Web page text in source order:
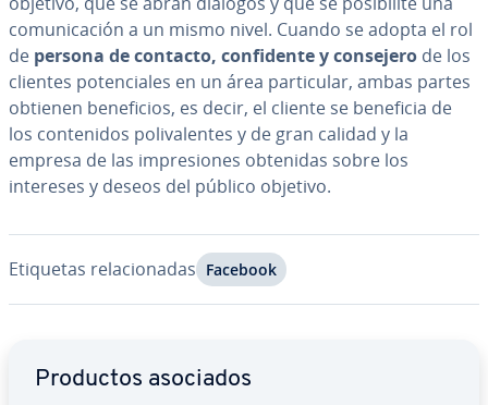
co­mu­ni­ca­ción a un mismo nivel. Cuando se adopta el rol
de persona de contacto, co­n­fi­de­n­te y consejero de los
clientes po­te­n­cia­les en un área pa­r­ti­cu­lar, ambas partes
obtienen be­ne­fi­cios, es decir, el cliente se beneficia de
los co­n­te­ni­dos po­li­va­le­n­tes y de gran calidad y la
empresa de las im­pre­sio­nes obtenidas sobre los
intereses y deseos del público objetivo.
Etiquetas re­la­cio­na­das Facebook
Productos asociados